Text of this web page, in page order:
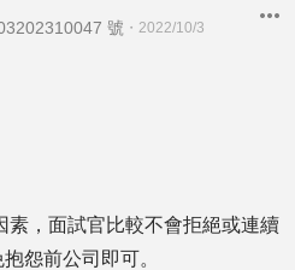
號 ・ 2022/10/3
素，面試官比較不會拒絕或連續
怨前公司即可。